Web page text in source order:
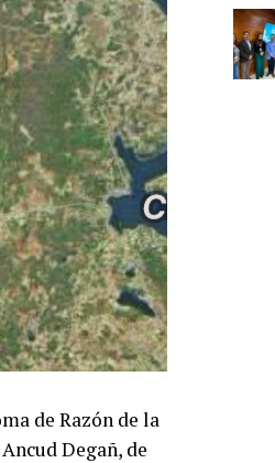
de Razón de la
Degañ, de